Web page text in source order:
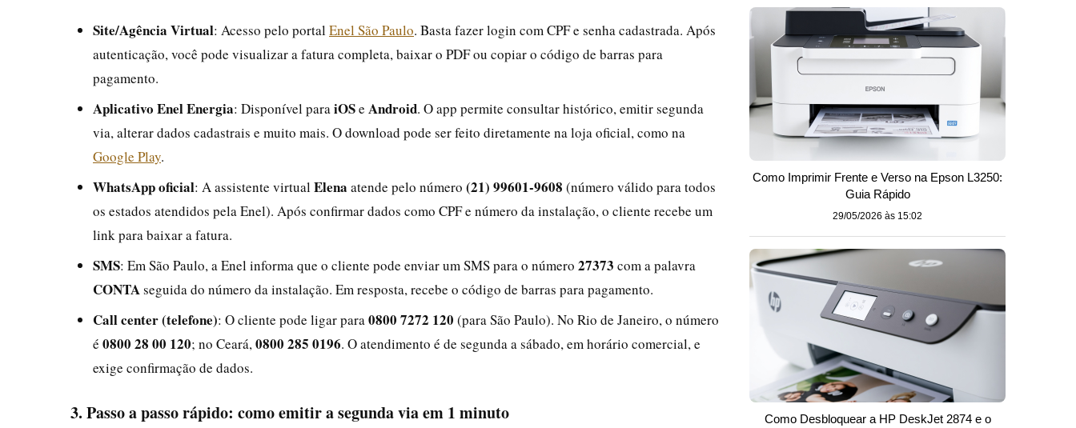
Site/Agência Virtual: Acesso pelo portal Enel São Paulo. Basta fazer login com CPF e senha cadastrada. Após
autenticação, você pode visualizar a fatura completa, baixar o PDF ou copiar o código de barras para
pagamento.
Aplicativo Enel Energia: Disponível para iOSe Android. O app permite consultar histórico, emitir segunda
via, alterar dados cadastrais e muito mais. O download pode ser feito diretamente na loja oficial, como na
Google Play.
WhatsApp oficial: A assistente virtual Elena atende pelo número (21) 99601-9608 (número válido para todos
os estados atendidos pela Enel). Após confirmar dados como CPF e número da instalação, o cliente recebe um
link para baixar a fatura.
SMS: Em São Paulo, a Enel informa que o cliente pode enviar um SMS para o número 27373 com a palavra
CONTAseguida do número da instalação. Em resposta, recebe o código de barras para pagamento.
Call center (telefone): O cliente pode ligar para 0800 7272 120 (para São Paulo). No Rio de Janeiro, o número
é 0800 28 00 120; no Ceará, 0800 285 0196. O atendimento é de segunda a sábado, em horário comercial, e
exige confirmação de dados.
3. Passo a passo rápido: como emitir a segunda via em 1 minuto
Como Imprimir Frente e Verso na Epson L3250:
Guia Rápido
29/05/2026 às 15:02
Como Desbloquear a HP DeskJet 2874 e o